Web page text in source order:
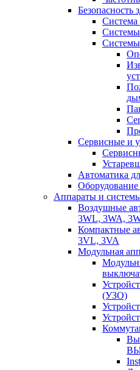
Безопасность
Система
Системы
Сервисные и
Автоматика
Аппараты и
Воздушные
3WL, 3WA,
Компактные
3VL, 3VA
Модульная
(УЗО)